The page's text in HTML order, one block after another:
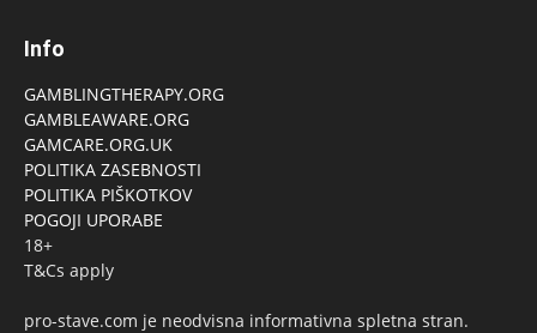
Info
GAMBLINGTHERAPY.ORG
GAMBLEAWARE.ORG
GAMCARE.ORG.UK
POLITIKA ZASEBNOSTI
POLITIKA PIŠKOTKOV
POGOJI UPORABE
18+
T&Cs apply
pro-stave.com je neodvisna informativna spletna stran.